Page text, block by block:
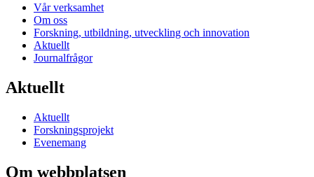
Vår verksamhet
Om oss
Forskning, utbildning, utveckling och innovation
Aktuellt
Journalfrågor
Aktuellt
Aktuellt
Forskningsprojekt
Evenemang
Om webbplatsen